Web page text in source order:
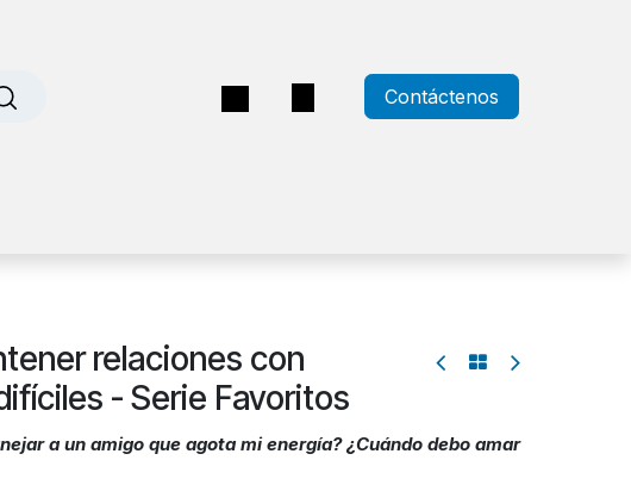
Contáctenos
relaciones con
- Serie Favoritos
a un amigo que agota mi energía? ¿Cuándo debo amar